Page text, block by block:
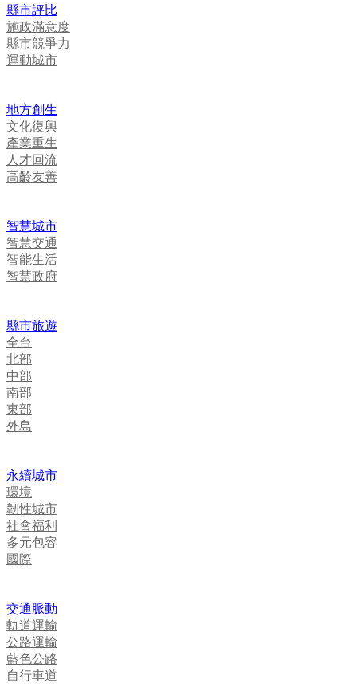
縣市評比
施政滿意度
縣市競爭力
運動城市
地方創生
文化復興
產業重生
人才回流
高齡友善
智慧城市
智慧交通
智能生活
智慧政府
縣市旅遊
全台
北部
中部
南部
東部
外島
永續城市
環境
韌性城市
社會福利
多元包容
國際
交通脈動
軌道運輸
公路運輸
藍色公路
自行車道